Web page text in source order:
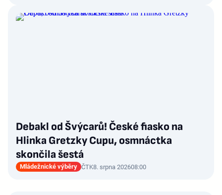
Debakl od Švýcarů! České fiasko na
Hlinka Gretzky Cupu, osmnáctka
skončila šestá
Mládežnické výběry ČTK8. srpna 202608:00